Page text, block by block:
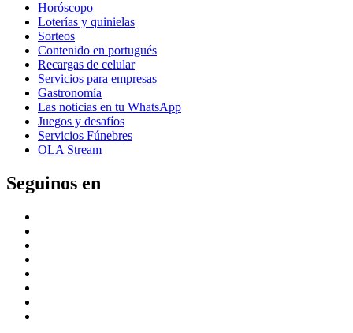
Horóscopo
Loterías y quinielas
Sorteos
Contenido en portugués
Recargas de celular
Servicios para empresas
Gastronomía
Las noticias en tu WhatsApp
Juegos y desafíos
Servicios Fúnebres
OLA Stream
Seguinos en